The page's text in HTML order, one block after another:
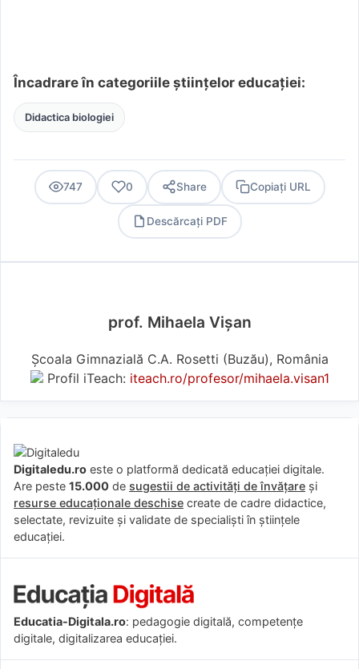
Încadrare în categoriile științelor educației:
Didactica biologiei
747 0 Share Copiați URL
Descărcați PDF
prof. Mihaela Vișan
Școala Gimnazială C.A. Rosetti (Buzău), România
Profil iTeach: iteach.ro/profesor/mihaela.visan1
Digitaledu.ro este o platformă dedicată educației digitale.
Are peste 15.000 de sugestii de activități de învățare și
resurse educaționale deschise create de cadre didactice,
selectate, revizuite și validate de specialiști în științele
educației.
Educatia-Digitala.ro: pedagogie digitală, competențe
digitale, digitalizarea educației.